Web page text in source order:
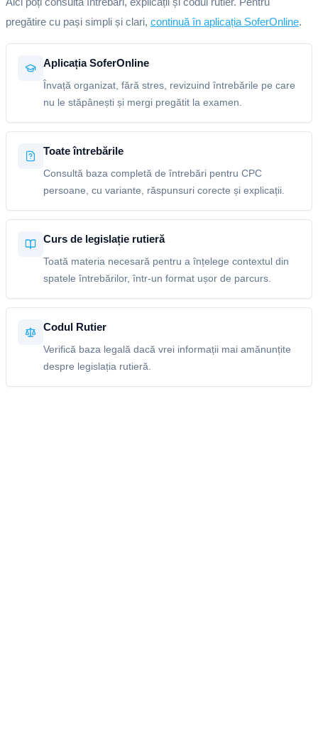
pregătire cu pași simpli și clari, continuă în aplicația SoferOnline.
Aplicația SoferOnline
Învață organizat, fără stres, revizuind întrebările pe care
nu le stăpânești și mergi pregătit la examen.
Toate întrebările
Consultă baza completă de întrebări pentru CPC
persoane, cu variante, răspunsuri corecte și explicații.
Curs de legislație rutieră
Toată materia necesară pentru a înțelege contextul din
spatele întrebărilor, într-un format ușor de parcurs.
Codul Rutier
Verifică baza legală dacă vrei informații mai amănunțite
despre legislația rutieră.